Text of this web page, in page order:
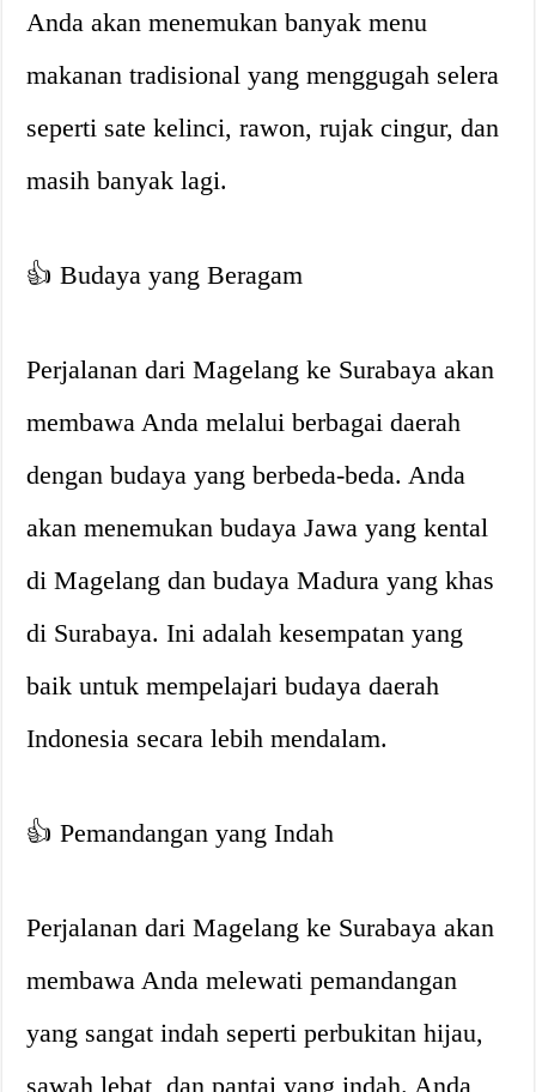
Anda akan menemukan banyak menu
makanan tradisional yang menggugah selera
seperti sate kelinci, rawon, rujak cingur, dan
masih banyak lagi.
👍 Budaya yang Beragam
Perjalanan dari Magelang ke Surabaya akan
membawa Anda melalui berbagai daerah
dengan budaya yang berbeda-beda. Anda
akan menemukan budaya Jawa yang kental
di Magelang dan budaya Madura yang khas
di Surabaya. Ini adalah kesempatan yang
baik untuk mempelajari budaya daerah
Indonesia secara lebih mendalam.
👍 Pemandangan yang Indah
Perjalanan dari Magelang ke Surabaya akan
membawa Anda melewati pemandangan
yang sangat indah seperti perbukitan hijau,
sawah lebat, dan pantai yang indah. Anda